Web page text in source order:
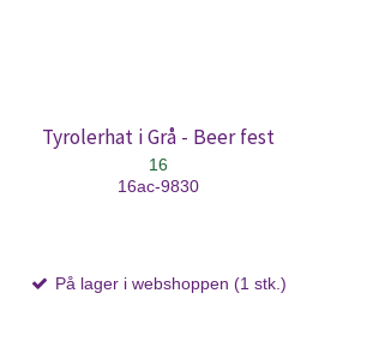
Tyrolerhat i Grå - Beer fest
16
16ac-9830
På lager i webshoppen (1 stk.)